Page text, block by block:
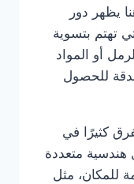
يظهر دور
تهتم بتسوية
أو المواد
للحصول
كثيرًا في
هندسية متعددة
للمكان، مثل